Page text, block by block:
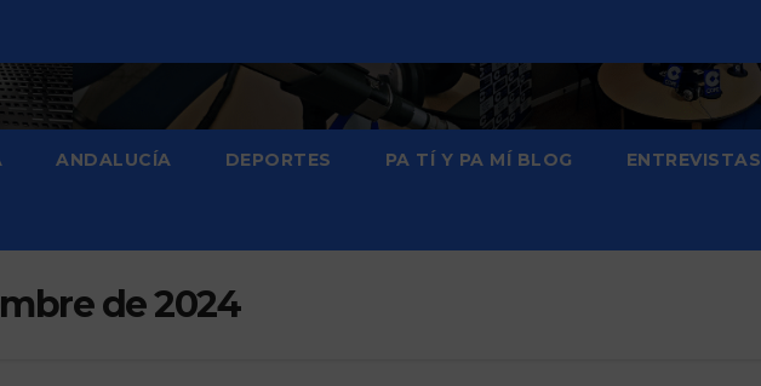
ANDALUCÍA DEPORTES PA TÍ Y PA MÍ BLOG ENTREVISTAS
de 2024